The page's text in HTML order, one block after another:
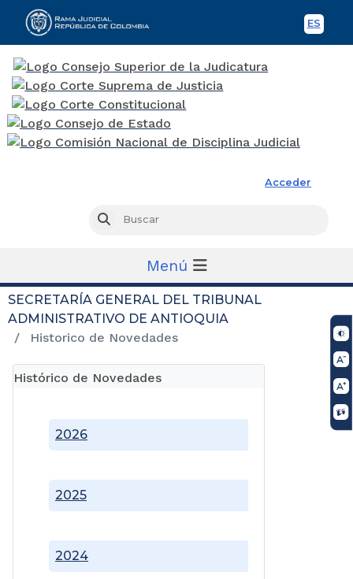
ES
Acceder
Buscar
Menú
SECRETARÍA GENERAL DEL TRIBUNAL
ADMINISTRATIVO DE ANTIOQUIA
Historico de Novedades
Histórico de Novedades
2024
2025
2026